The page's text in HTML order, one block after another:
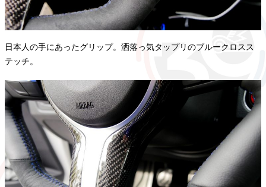
日本人の手にあったグリップ。洒落っ気タップリのブルークロスス
テッチ。